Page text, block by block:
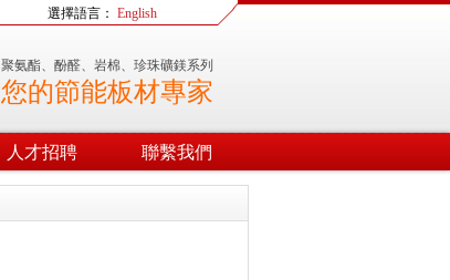
選擇語言： English
聚氨酯、酚醛、岩棉、珍珠礦鎂系列
您的節能板材專家
人才招聘 聯繫我們